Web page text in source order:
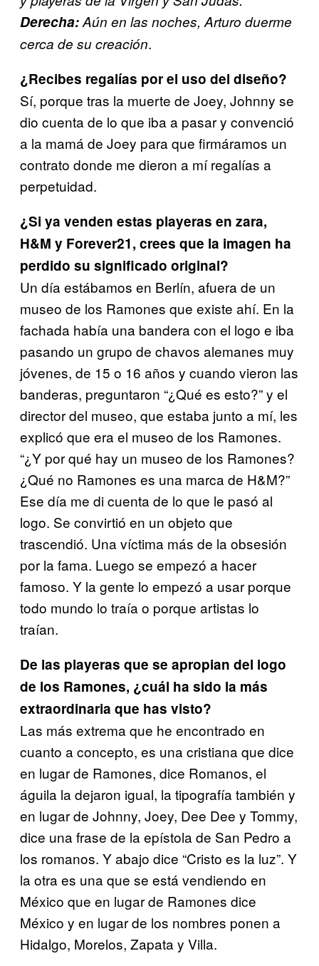
Derecha:Aún en las noches, Arturo duerme
cerca de su creación.
¿Recibes regalías por el uso del diseño?
Sí, porque tras la muerte de Joey, Johnny se
dio cuenta de lo que iba a pasar y convenció
a la mamá de Joey para que firmáramos un
contrato donde me dieron a mí regalías a
perpetuidad.
¿Si ya venden estas playeras en zara,
H&M y Forever21, crees que la imagen ha
perdido su significado original?
Un día estábamos en Berlín, afuera de un
museo de los Ramones que existe ahí. En la
fachada había una bandera con el logo e iba
pasando un grupo de chavos alemanes muy
jóvenes, de 15 o 16 años y cuando vieron las
banderas, preguntaron “¿Qué es esto?” y el
director del museo, que estaba junto a mí, les
explicó que era el museo de los Ramones.
“¿Y por qué hay un museo de los Ramones?
¿Qué no Ramones es una marca de H&M?”
Ese día me di cuenta de lo que le pasó al
logo. Se convirtió en un objeto que
trascendió. Una víctima más de la obsesión
por la fama. Luego se empezó a hacer
famoso. Y la gente lo empezó a usar porque
todo mundo lo traía o porque artistas lo
traían.
De las playeras que se apropian del logo
de los Ramones, ¿cuál ha sido la más
extraordinaria que has visto?
Las más extrema que he encontrado en
cuanto a concepto, es una cristiana que dice
en lugar de Ramones, dice Romanos, el
águila la dejaron igual, la tipografía también y
en lugar de Johnny, Joey, Dee Dee y Tommy,
dice una frase de la epístola de San Pedro a
los romanos. Y abajo dice “Cristo es la luz”. Y
la otra es una que se está vendiendo en
México que en lugar de Ramones dice
México y en lugar de los nombres ponen a
Hidalgo, Morelos, Zapata y Villa.